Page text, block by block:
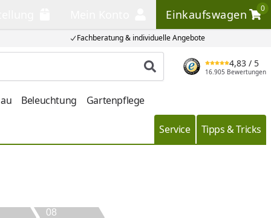
Fachberatung & individuelle Angebote
Einkaufswagen
0
Einkaufswagen
Produkt suchen
4,83 / 5
16.905 Bewertungen
Beleuchtung Gartenpflege
Service Tipps & Tricks
08